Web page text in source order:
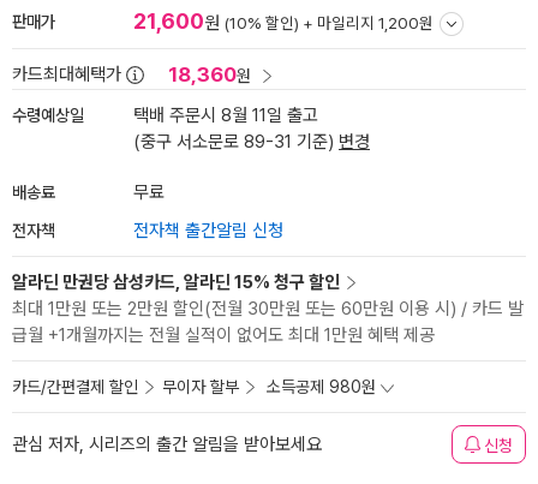
판매가 21,600원 (10% 할인) + 마일리지 1,200원
카드최대혜택가 18,360원
수령예상일
택배 주문시 8월 11일 출고
(중구 서소문로 89-31 기준) 변경
배송료 무료
전자책 전자책 출간알림 신청
알라딘 만권당 삼성카드, 알라딘 15% 청구 할인
최대 1만원 또는 2만원 할인(전월 30만원 또는 60만원 이용 시) / 카드 발
급월 +1개월까지는 전월 실적이 없어도 최대 1만원 혜택 제공
카드/간편결제 할인 무이자 할부 소득공제 980원
관심 저자, 시리즈의 출간 알림을 받아보세요 신청